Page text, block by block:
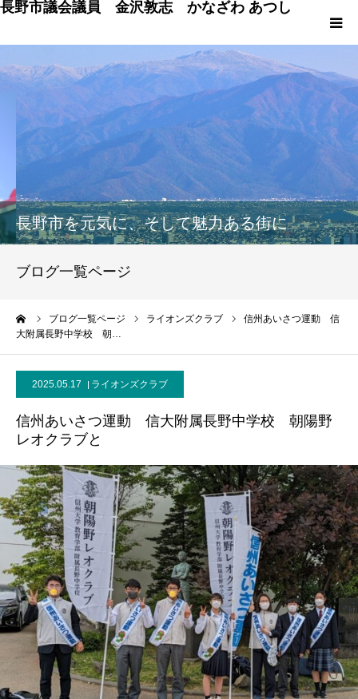
長野市議会議員 金沢敦志 かなざわ あつし
長野市を元気に、そして魅力ある街に
ブログ一覧ページ
ブログ一覧ページ ライオンズクラブ
信州あいさつ運動 信
大附属長野中学校 朝…
2025.05.17 ライオンズクラブ
信州あいさつ運動 信大附属長野中学校 朝陽野
レオクラブと
HOME
プロフィール
政策
長野市百景